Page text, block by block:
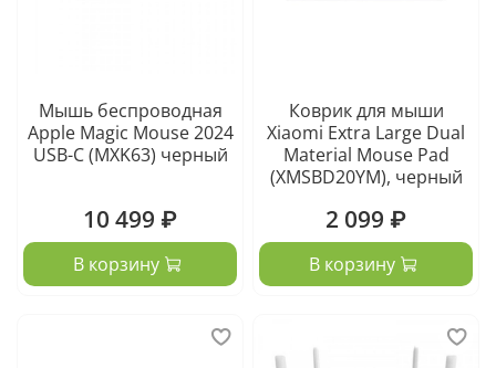
Мышь беспроводная
Apple Magic Mouse 2024
USB-C (MXK63) черный
10 499 ₽
В корзину
Коврик для мыши
Xiaomi Extra Large Dual
Material Mouse Pad
(XMSBD20YM), черный
2 099 ₽
В корзину